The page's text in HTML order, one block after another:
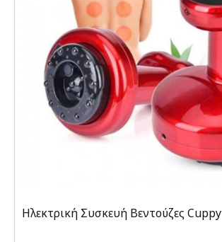
Ηλεκτρική Συσκευή Βεντούζες Cuppy